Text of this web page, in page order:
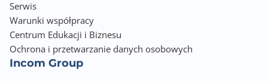
Telefon
Nie
Fax
Nie
Serwis
Warunki współpracy
Centrum Edukacji i Biznesu
Ochrona i przetwarzanie danych osobowych
Incom Group